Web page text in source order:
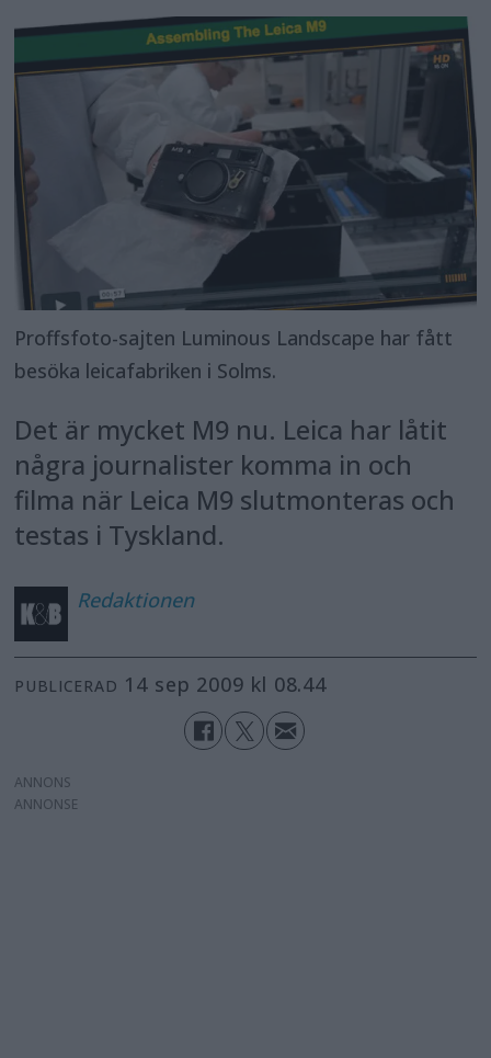
Proffsfoto-sajten Luminous Landscape har fått
besöka leicafabriken i Solms.
Det är mycket M9 nu. Leica har låtit
några journalister komma in och
filma när Leica M9 slutmonteras och
testas i Tyskland.
Redaktionen
PUBLICERAD 14 sep 2009 kl 08.44
ANNONS